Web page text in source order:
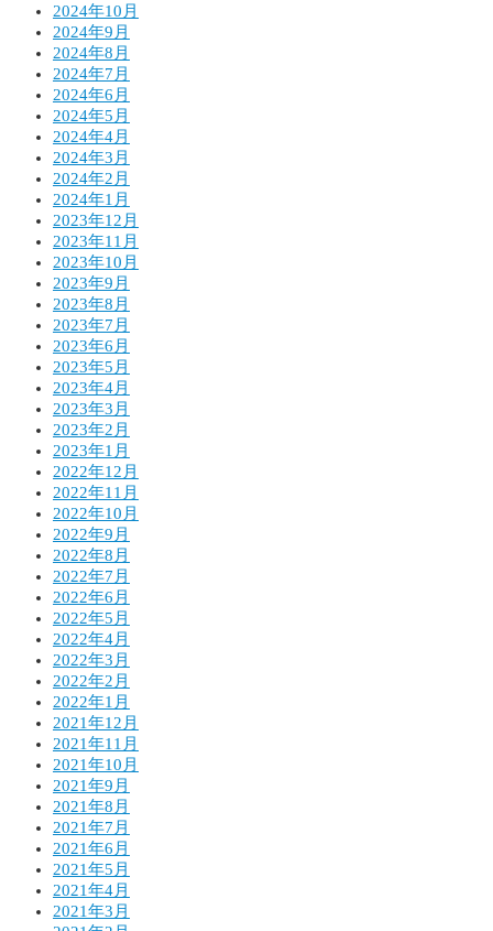
2024年10月
2024年9月
2024年8月
2024年7月
2024年6月
2024年5月
2024年4月
2024年3月
2024年2月
2024年1月
2023年12月
2023年11月
2023年10月
2023年9月
2023年8月
2023年7月
2023年6月
2023年5月
2023年4月
2023年3月
2023年2月
2023年1月
2022年12月
2022年11月
2022年10月
2022年9月
2022年8月
2022年7月
2022年6月
2022年5月
2022年4月
2022年3月
2022年2月
2022年1月
2021年12月
2021年11月
2021年10月
2021年9月
2021年8月
2021年7月
2021年6月
2021年5月
2021年4月
2021年3月